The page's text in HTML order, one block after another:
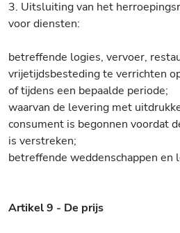
3. Uitsluiting van het
voor diensten:
betreffende logies, vervoer,
vrijetijdsbesteding te verrichten
of tijdens een bepaalde periode;
waarvan de levering met
consument is begonnen voordat
is verstreken;
betreffende weddenschappen en
Artikel 9 - De prijs